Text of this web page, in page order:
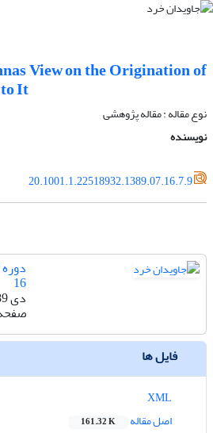
View on the Origination of
It
نوع مقاله : مقاله پژوهشی
نویسنده
20.1001.1.22518932.1389.07.16.7.9
16
دی 1389
فایل ها
اصل مقاله
161.32 K